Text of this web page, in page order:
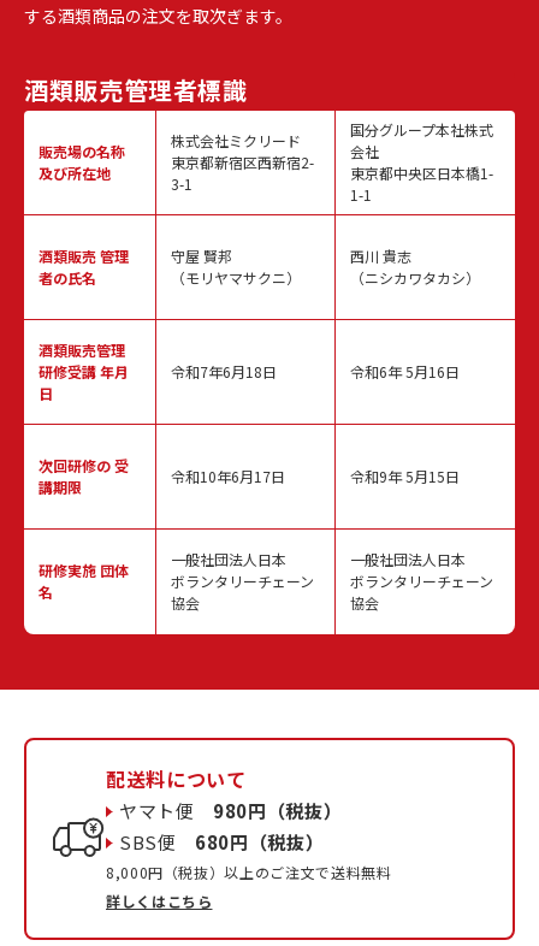
する酒類商品の注文を取次ぎます。
酒類販売管理者標識
販売場の名称
及び所在地
酒類販売管理
者の氏名
酒類販売管理
研修受講 年月
日
次回研修の受
講期限
研修実施 団体
名
株式会社ミクリード
東京都新宿区西新宿2-
3-1
守屋 賢邦
（モリヤマサクニ）
令和7年6月18日
令和10年6月17日
一般社団法人日本
ボランタリーチェーン
協会
国分グループ本社株式
会社
東京都中央区日本橋1-
1-1
西川 貴志
（ニシカワタカシ）
令和6年 5月16日
令和9年 5月15日
一般社団法人日本
ボランタリーチェーン
協会
配送料について
ヤマト便 980円（税抜）
SBS便 680円（税抜）
8,000円（税抜）以上のご注文で送料無料
詳しくはこちら